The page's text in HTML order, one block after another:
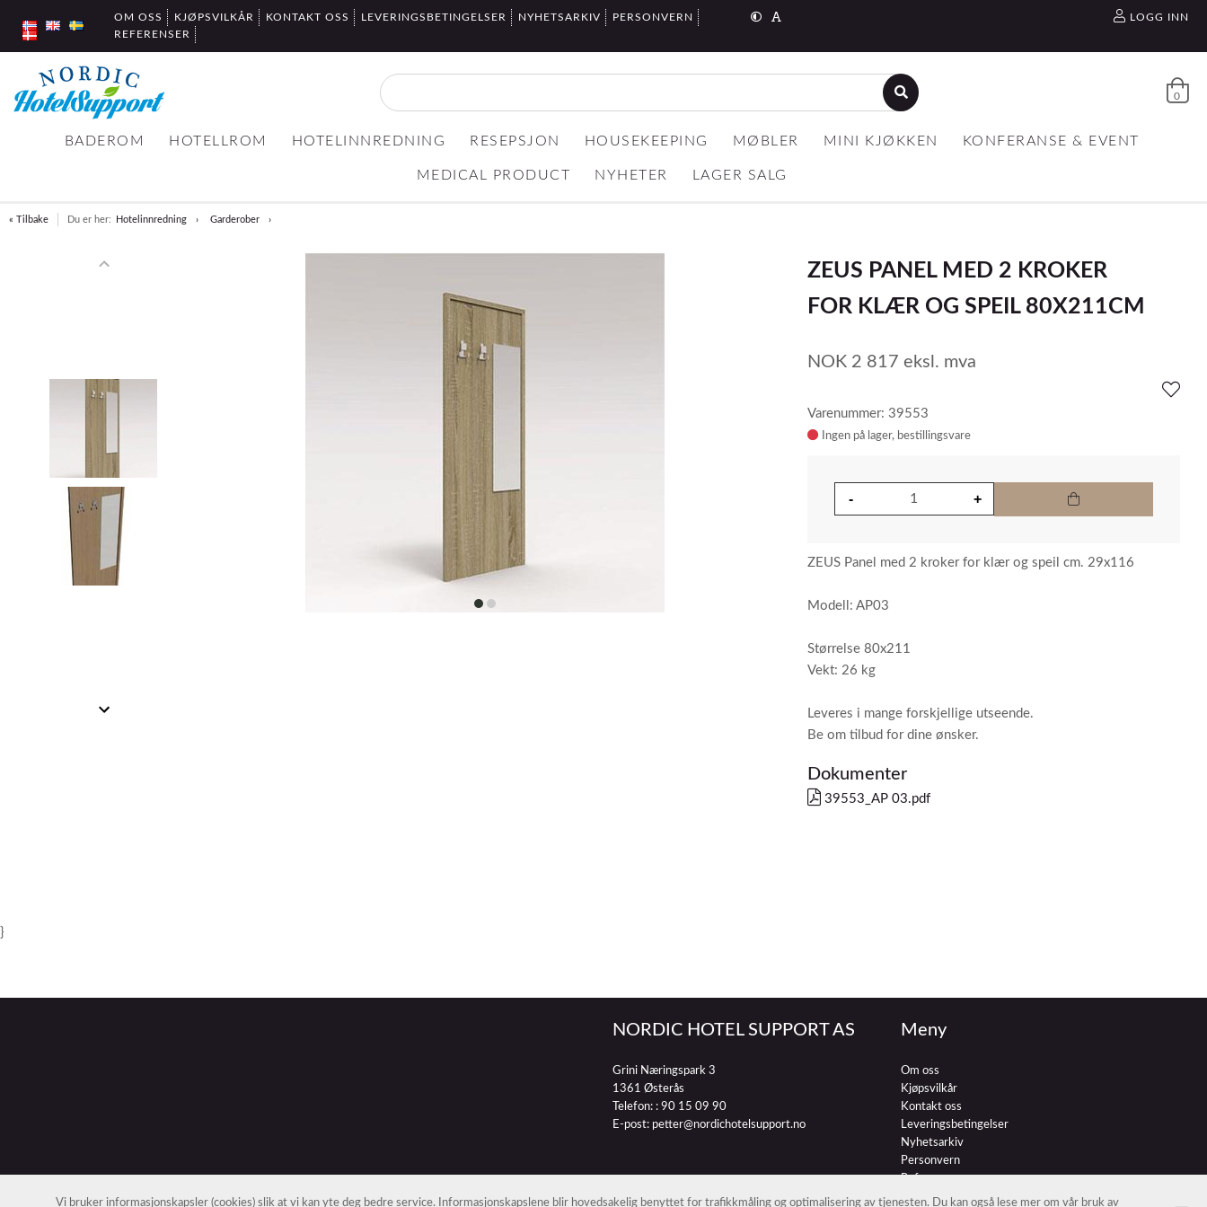
OM OSS KJØPSVILKÅR KONTAKT OSS LEVERINGSBETINGELSER NYHETSARKIV
PERSONVERN
REFERENSER
LOGG INN
0
BADEROM HOTELLROM HOTELINNREDNING RESEPSJON HOUSEKEEPING MØBLER MINI KJØKKEN KONFERANSE & EVENT
MEDICAL PRODUCT NYHETER LAGER SALG
« Tilbake Du er her: Hotelinnredning Garderober
itemitem
ZEUS PANEL MED 2 KROKER
FOR KLÆR OG SPEIL 80X211CM
NOK 2 817 eksl. mva
Varenummer: 39553
Ingen på lager
ZEUS Panel med 2 kroker for klær og speil cm. 29x116
Modell: AP03
Størrelse 80x211
Vekt: 26 kg
Leveres i mange forskjellige utseende.
Be om tilbud for dine ønsker.
Dokumenter
39553_AP 03.pdf
}
NORDIC HOTEL SUPPORT AS
Grini Næringspark 3
1361 Østerås
Telefon: : 90 15 09 90
E-post: petter@nordichotelsupport.no
Meny
Om oss
Kjøpsvilkår
Kontakt oss
Leveringsbetingelser
Nyhetsarkiv
Personvern
Referenser
Vi bruker informasjonskapsler (cookies) slik at vi kan yte deg bedre service. Informasjonskapslene blir hovedsakelig benyttet for trafikkmåling og optimalisering av tjenesten. Du kan også lese mer om vår bruk av